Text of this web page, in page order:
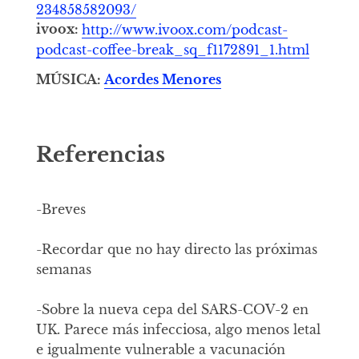
234858582093/
ivoox: http://www.ivoox.com/podcast-
podcast-coffee-break_sq_f1172891_1.html
MÚSICA:Acordes Menores
Referencias
-Breves
-Recordar que no hay directo las próximas
semanas
-Sobre la nueva cepa del SARS-COV-2 en
UK. Parece más infecciosa, algo menos letal
e igualmente vulnerable a vacunación